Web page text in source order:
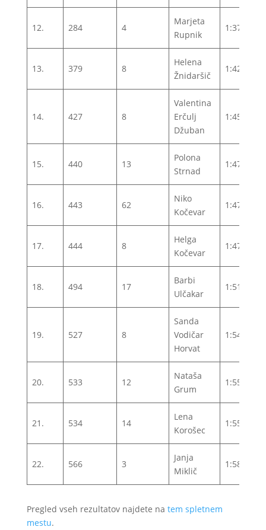
12. 284 4
Marjeta
Rupnik
1:37:08
13. 379 8
Helena
Žnidaršič
1:42:18
14. 427 8
Valentina
Erčulj
Džuban
1:45:36
15. 440 13
Polona
Strnad
1:47:07
16. 443 62
Niko
Kočevar
1:47:29
17. 444 8
Helga
Kočevar
1:47:30
18. 494 17
Barbi
Ulčakar
1:51:15
19. 527 8
Sanda
Vodičar
Horvat
1:54:48
20. 533 12
Nataša
Grum
1:55:16
21. 534 14
Lena
Korošec
1:55:18
22. 566 3
Janja
Miklič
1:58:13
Pregled vseh rezultatov najdete na tem spletnem
mestu.